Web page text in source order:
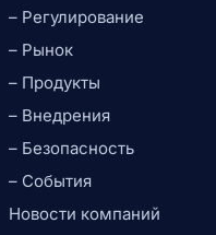
– Регулирование
– Рынок
– Продукты
– Внедрения
– Безопасность
– События
Новости компаний